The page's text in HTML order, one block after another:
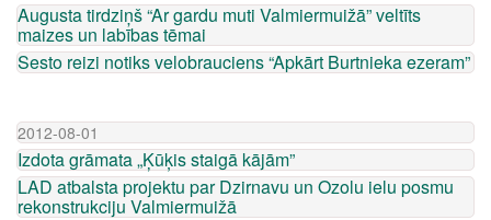
Augusta tirdziņš “Ar gardu muti Valmiermuižā” veltīts
maizes un labības tēmai
Sesto reizi notiks velobrauciens “Apkārt Burtnieka ezeram”
2012-08-01
Izdota grāmata „Ķūķis staigā kājām”
LAD atbalsta projektu par Dzirnavu un Ozolu ielu posmu
rekonstrukciju Valmiermuižā